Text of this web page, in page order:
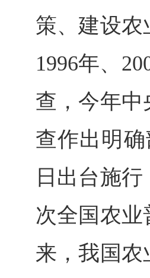
策、建设
1996年、
查，今年
查作出明
日出台施
次全国农
来，我国